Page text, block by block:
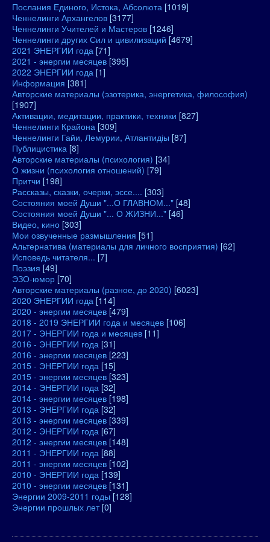
Послания Единого, Истока, Абсолюта [1019]
Ченнелинги Архангелов [3177]
Ченнелинги Учителей и Мастеров [1246]
Ченнелинги других Сил и цивилизаций [4679]
2021 ЭНЕРГИИ года [71]
2021 - энергии месяцев [395]
2022 ЭНЕРГИИ года [1]
Информация [381]
Авторские материалы (эзотерика, энергетика, философия)
[1907]
Активации, медитации, практики, техники [827]
Ченнелинги Крайона [309]
Ченнелинги Гайи, Лемурии, Атлантидіы [87]
Публицистика [8]
Авторские материалы (психология) [34]
О жизни (психология отношений) [79]
Притчи [198]
Рассказы, сказки, очерки, эссе.... [303]
Состояния моей Души "...О ГЛАВНОМ..." [48]
Состояния моей Души "... О ЖИЗНИ..." [46]
Видео, кино [303]
Мои озвученные размышления [51]
Альтернатива (материалы для личного восприятия) [62]
Исповедь читателя... [7]
Поэзия [49]
ЭЗО-юмор [70]
Авторские материалы (разное, до 2020) [6023]
2020 ЭНЕРГИИ года [114]
2020 - энергии месяцев [479]
2018 - 2019 ЭНЕРГИИ года и месяцев [106]
2017 - ЭНЕРГИИ года и месяцев [11]
2016 - ЭНЕРГИИ года [31]
2016 - энергии месяцев [223]
2015 - ЭНЕРГИИ года [15]
2015 - энергии месяцев [323]
2014 - ЭНЕРГИИ года [32]
2014 - энергии месяцев [198]
2013 - ЭНЕРГИИ года [32]
2013 - энергии месяцев [339]
2012 - ЭНЕРГИИ года [67]
2012 - энергии месяцев [148]
2011 - ЭНЕРГИИ года [88]
2011 - энергии месяцев [102]
2010 - ЭНЕРГИИ года [139]
2010 - энергии месяцев [131]
Энергии 2009-2011 годы [128]
Энергии прошлых лет [0]